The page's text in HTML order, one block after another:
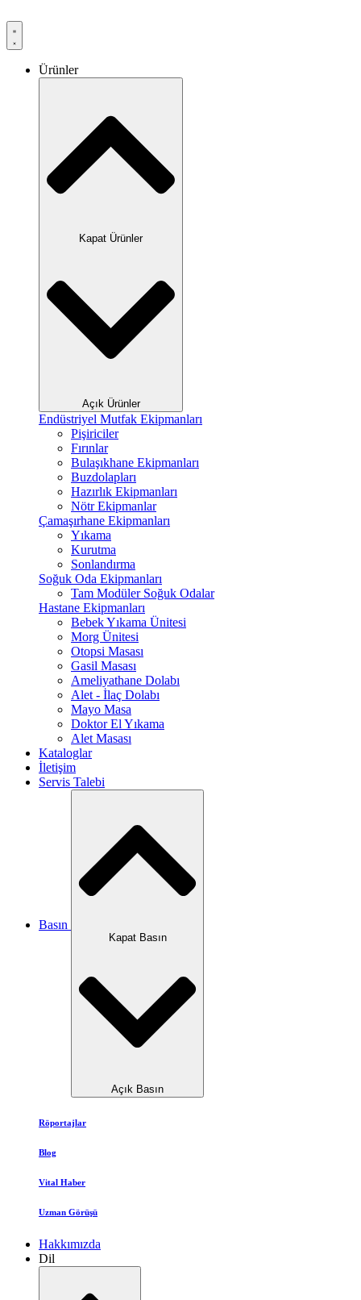
Ürünler
Kapat Ürünler
Açık Ürünler
Endüstriyel Mutfak Ekipmanları
Pişiriciler
Fırınlar
Bulaşıkhane Ekipmanları
Buzdolapları
Hazırlık Ekipmanları
Nötr Ekipmanlar
Çamaşırhane Ekipmanları
Yıkama
Kurutma
Sonlandırma
Soğuk Oda Ekipmanları
Tam Modüler Soğuk Odalar
Hastane Ekipmanları
Bebek Yıkama Ünitesi
Morg Ünitesi
Otopsi Masası
Gasil Masası
Ameliyathane Dolabı
Alet - İlaç Dolabı
Mayo Masa
Doktor El Yıkama
Alet Masası
Kataloglar
İletişim
Servis Talebi
Basın
Kapat Basın
Açık Basın
Röportajlar
Blog
Vital Haber
Uzman Görüşü
Hakkımızda
Dil